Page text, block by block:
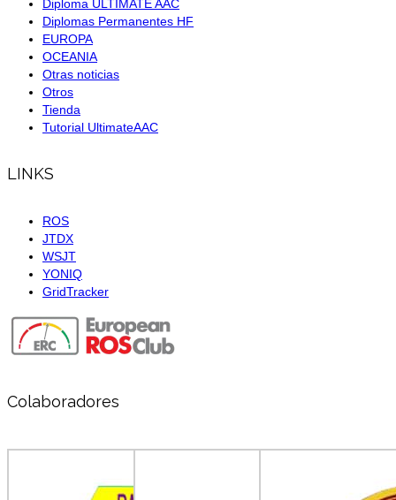
Diploma ULTIMATE AAC
Diplomas Permanentes HF
EUROPA
OCEANIA
Otras noticias
Otros
Tienda
Tutorial UltimateAAC
LINKS
ROS
JTDX
WSJT
YONIQ
GridTracker
Colaboradores